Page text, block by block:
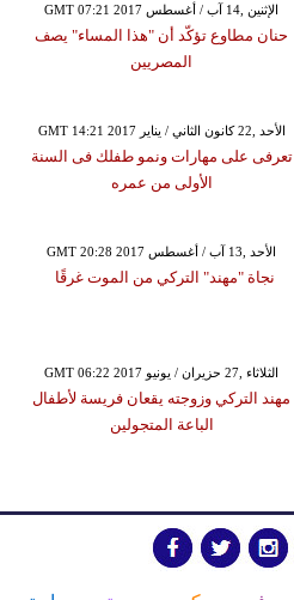
GMT 07:21 2017 الإثنين ,14 آب / أغسطس
حنان مطاوع تؤكّد أن "هذا المساء" يصف
المصريين
GMT 14:21 2017 الأحد ,22 كانون الثاني / يناير
تعرفى على مهارات ونمو طفلك فى السنة
الأولى من عمره
GMT 20:28 2017 الأحد ,13 آب / أغسطس
نجاة "مهند" التركي من الموت غرقًا
GMT 06:22 2017 الثلاثاء ,27 حزيران / يونيو
مهند التركي وزوجته يقعان فريسة لأطفال
الباعة المتجولين